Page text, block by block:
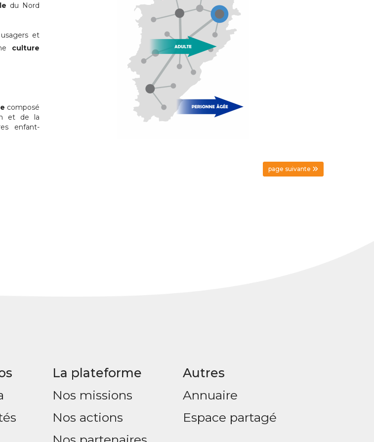
du Nord
et
culture
composé
et de la
enfant-
page suivante
La plateforme
Nos missions
Nos actions
Autres
Annuaire
Espace partagé